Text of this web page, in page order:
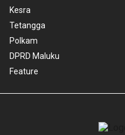
Kesra
Tetangga
Polkam
DPRD Maluku
Feature